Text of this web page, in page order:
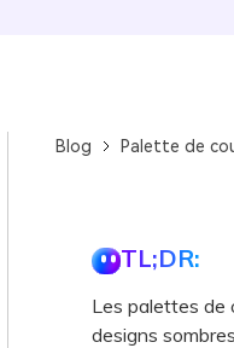
Blog Palette de
TL;DR:
Les palettes de
designs